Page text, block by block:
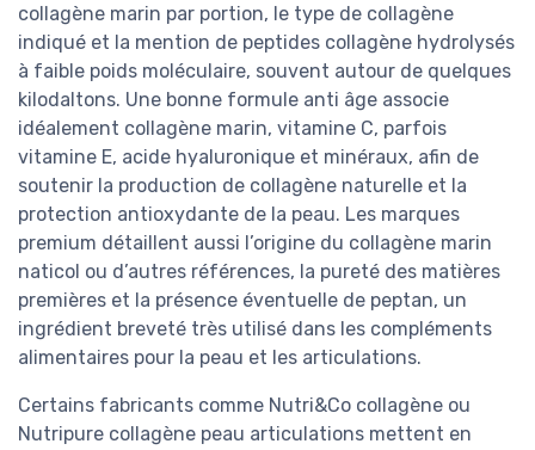
collagène marin par portion, le type de collagène
indiqué et la mention de peptides collagène hydrolysés
à faible poids moléculaire, souvent autour de quelques
kilodaltons. Une bonne formule anti âge associe
idéalement collagène marin, vitamine C, parfois
vitamine E, acide hyaluronique et minéraux, afin de
soutenir la production de collagène naturelle et la
protection antioxydante de la peau. Les marques
premium détaillent aussi l’origine du collagène marin
naticol ou d’autres références, la pureté des matières
premières et la présence éventuelle de peptan, un
ingrédient breveté très utilisé dans les compléments
alimentaires pour la peau et les articulations.
Certains fabricants comme Nutri&Co collagène ou
Nutripure collagène peau articulations mettent en